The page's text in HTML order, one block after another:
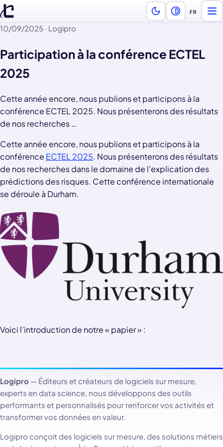
FR
Choix de
10/09/2025 · Logipro
Participation à la conférence ECTEL
2025
Cette année encore, nous publions et participons à la
conférence ECTEL 2025. Nous présenterons des résultats
de nos recherches …
Cette année encore, nous publions et participons à la
conférence ECTEL 2025. Nous présenterons des résultats
de nos recherches dans le domaine de l’explication des
prédictions des risques. Cette conférence internationale
se déroule à Durham.
Voici l’introduction de notre « papier » :
Logipro — Éditeurs et créateurs de logiciels sur mesure,
experts en data science, nous développons des outils
performants et personnalisés pour renforcer vos activités et
transformer vos données en valeur.
Logipro conçoit des logiciels sur mesure, des solutions métiers